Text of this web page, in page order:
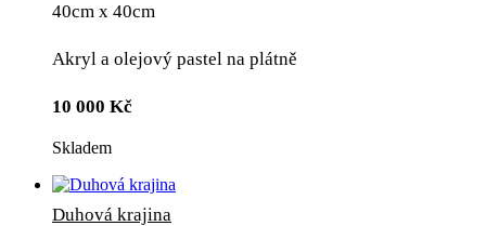
40cm x 40cm
Akryl a olejový pastel na plátně
10 000 Kč
Skladem
Duhová krajina